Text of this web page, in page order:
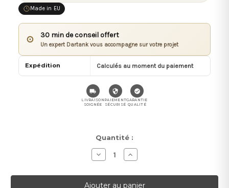
Made in EU
⊙ 30 min de conseil offert
Un expert Dartank vous accompagne sur votre projet
Expédition Calculés au moment du paiement
LIVRAISON
SOIGNÉE
PAIEMENT
SÉCURISÉ
GARANTIE
QUALITÉ
Quantité :
Diminuer
la
pour
Vitta
Augmenter
la
pour
Vitta